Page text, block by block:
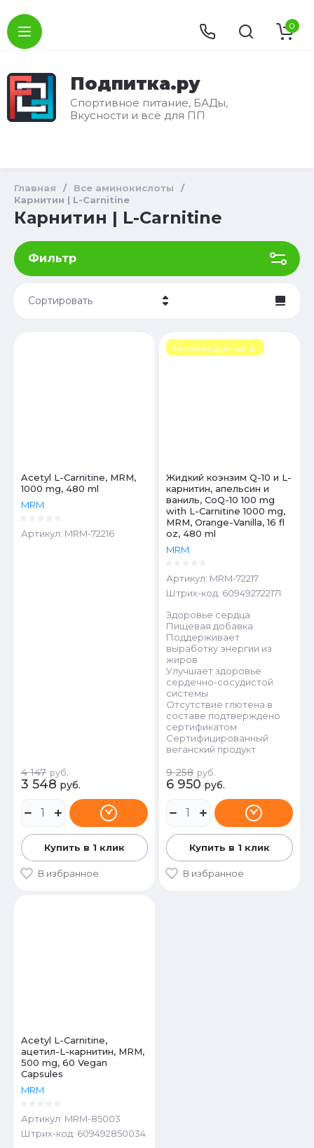
Подпитка.ру
Спортивное питание, БАДы,
Вкусности и всё для ПП
0
Главная / Все аминокислоты
/
Карнитин | L-Carnitine
Карнитин | L-Carnitine
Фильтр
Сортировать
Acetyl L-Carnitine, MRM,
1000 mg, 480 ml
MRM
Артикул: MRM-72216
4 147 руб.
3 548 руб.
Купить в 1 клик
В избранное
Рекомендуемые ⚠️
Жидкий коэнзим Q-10 и L-
карнитин, апельсин и
ваниль, CoQ-10 100 mg
with L-Carnitine 1000 mg,
MRM, Orange-Vanilla, 16 fl
oz, 480 ml
MRM
Артикул: MRM-72217
Штрих-код: 609492722171
Здоровье сердца
Пищевая добавка
Поддерживает
выработку энергии из
жиров
Улучшает здоровье
сердечно-сосудистой
системы
Отсутствие глютена в
составе подтверждено
сертификатом
Сертифицированный
веганский продукт
9 258 руб.
6 950 руб.
Купить в 1 клик
В избранное
Acetyl L-Carnitine,
ацетил-L-карнитин, MRM,
500 mg, 60 Vegan
Capsules
MRM
Артикул: MRM-85003
Штрих-код: 609492850034